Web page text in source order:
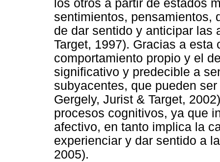
los otros a partir de estados
sentimientos, pensamientos,
de dar sentido y anticipar las
Target, 1997). Gracias a
comportamiento propio y el
significativo y predecible a
subyacentes, que pueden
Gergely, Jurist & Target,
procesos cognitivos, ya que
afectivo, en tanto implica la
experienciar y dar sentido a
2005).